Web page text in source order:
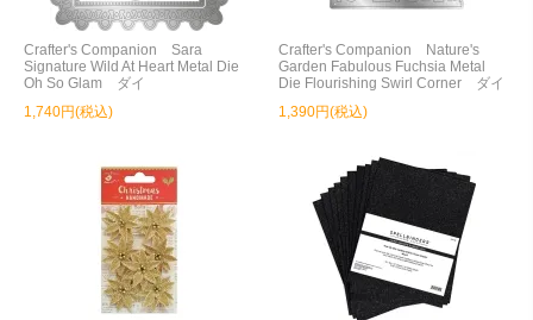
Crafter's Companion Sara
Signature Wild At Heart Metal Die
Oh So Glam ダイ
1,740円(税込)
Crafter's Companion Nature's
Garden Fabulous Fuchsia Metal
Die Flourishing Swirl Corner ダイ
1,390円(税込)